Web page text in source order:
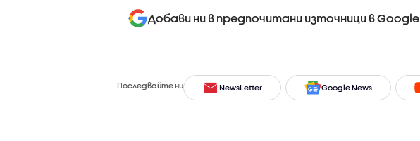
Добави ни в предпочитани източници в Google
Последвайте ни NewsLetter Google News